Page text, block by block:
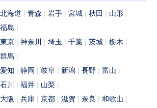
北海道 青森 岩手 宮城 秋田
山形
福島
東京 神奈川 埼玉 千葉 茨城
栃木
群馬
愛知 静岡 岐阜 新潟 長野
富山
石川
福井
山梨
大阪 兵庫 京都 滋賀 奈良
和歌山